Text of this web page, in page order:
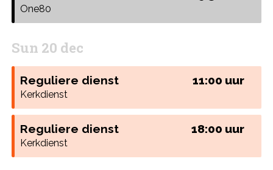
One80
Sun 20 dec
Reguliere dienst 11:00 uur
Kerkdienst
Reguliere dienst 18:00 uur
Kerkdienst